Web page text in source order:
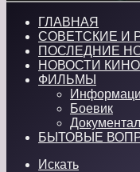
ГЛАВНАЯ
СОВЕТСКИЕ И
ПОСЛЕДНИЕ
НОВОСТИ КИНО
ФИЛЬМЫ
Боевик
БЫТОВЫЕ
Искать